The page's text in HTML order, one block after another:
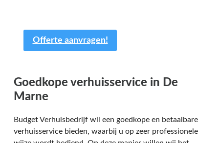
Offerte aanvragen!
Goedkope verhuisservice in De
Marne
Budget Verhuisbedrijf wil een goedkope en betaalbare
verhuisservice bieden, waarbij u op zeer professionele